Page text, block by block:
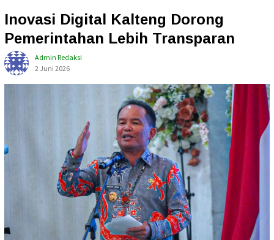
Inovasi Digital Kalteng Dorong
Pemerintahan Lebih Transparan
Admin Redaksi
2 Juni 2026